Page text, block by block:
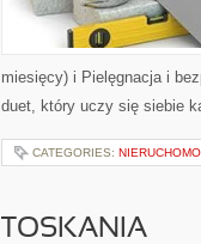
miesięcy) i Pielęgnacja i
duet, który uczy się siebie
CATEGORIES:
TOSKANIA